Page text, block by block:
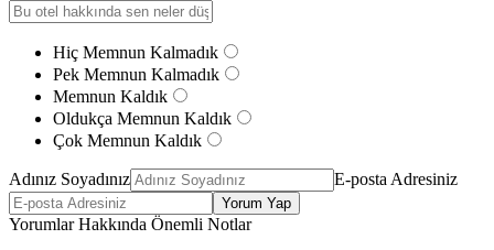
Hiç Memnun Kalmadık
Pek Memnun Kalmadık
Memnun Kaldık
Oldukça Memnun Kaldık
Çok Memnun Kaldık
Adınız Soyadınız E-posta Adresiniz
Yorum Yap
Yorumlar Hakkında Önemli Notlar